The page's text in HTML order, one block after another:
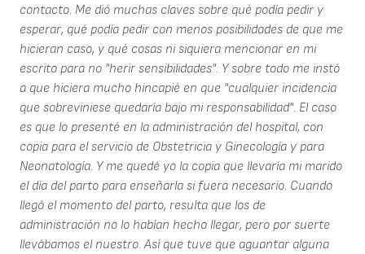
contacto. Me dió muchas claves sobre qué podía pedir y
esperar, qué podía pedir con menos posibilidades de que me
hicieran caso, y qué cosas ni siquiera mencionar en mi
escrito para no "herir sensibilidades". Y sobre todo me instó
a que hiciera mucho hincapié en que "cualquier incidencia
que sobreviniese quedaría bajo mi responsabilidad". El caso
es que lo presenté en la administración del hospital, con
copia para el servicio de Obstetricia y Ginecología y para
Neonatología. Y me quedé yo la copia que llevaría mi marido
el día del parto para enseñarla si fuera necesario. Cuando
llegó el momento del parto, resulta que los de
administración no lo habían hecho llegar, pero por suerte
llevábamos el nuestro. Así que tuve que aguantar alguna